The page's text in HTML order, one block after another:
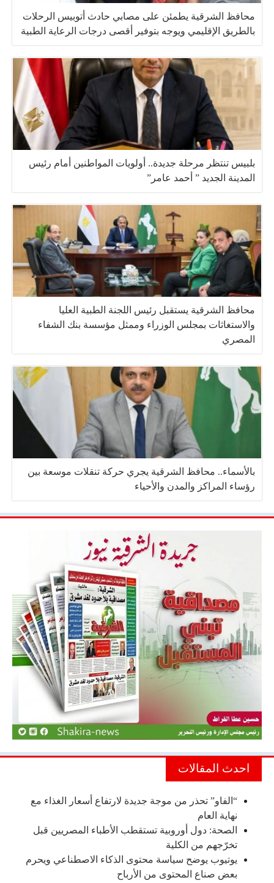
محافظ الشرقية يطمئن على مصابي حادث أتوبيس الرحلات
بالطريق الإقليمي ويوجه بتوفير أقصى درجات الرعاية الطبية
بلبيس تنتظر مرحلة جديدة.. أولويات المواطنين أمام رئيس
المدينة الجديد ” أحمد عامر”
محافظ الشرقية يستقبل رئيس اللجنة الطبية العليا
والاستغاثات بمجلس الوزراء وممثل مؤسسة بنك الشفاء
المصري
بالأسماء.. محافظ الشرقية يجري حركة تنقلات موسعة بين
رؤساء المراكز والمدن والأحياء
احدث المقالات
“الفاو” تحذر من موجة جديدة لارتفاع أسعار الغذاء مع
نهاية العام
الصحة: دول أوروبية تستقطب الأطباء المصريين قبل
تخرّجهم من الكلية
يوتيوب يوضح سياسة محتوى الذكاء الاصطناعي ويحرم
بعض صناع المحتوى من الأرباح